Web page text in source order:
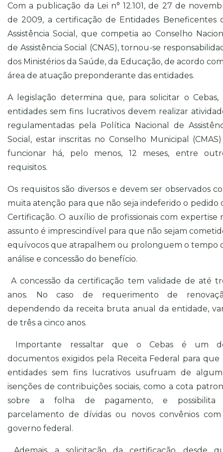
Com a publicação da Lei n° 12.101, de 27 de
de 2009, a certificação de Entidades Beneficentes
Assistência Social, que competia ao Conselho
de Assistência Social (CNAS), tornou-se
dos Ministérios da Saúde, da Educação, de acordo
área de atuação preponderante das entidades.
A legislação determina que, para solicitar o Cebas,
entidades sem fins lucrativos devem realizar
regulamentadas pela Política Nacional de
Social, estar inscritas no Conselho Municipal
funcionar há, pelo menos, 12 meses, entre
requisitos.
Os requisitos são diversos e devem ser observados
muita atenção para que não seja indeferido o pedido
Certificação. O auxílio de profissionais com expertise
assunto é imprescindível para que não sejam
equívocos que atrapalhem ou prolonguem o tempo
análise e concessão do benefício.
A concessão da certificação tem validade de até
anos. No caso de requerimento de
dependendo da receita bruta anual da entidade,
de três a cinco anos.
Importante ressaltar que o Cebas é um
documentos exigidos pela Receita Federal para que
entidades sem fins lucrativos usufruam de
isenções de contribuições sociais, como a cota
sobre a folha de pagamento, e possibilita
parcelamento de dívidas ou novos convênios
governo federal.